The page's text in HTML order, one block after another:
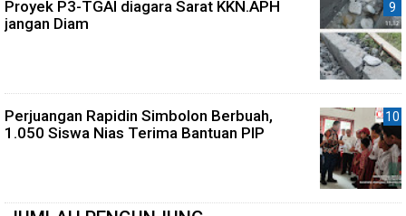
Proyek P3-TGAI diagara Sarat KKN.APH
jangan Diam
Perjuangan Rapidin Simbolon Berbuah,
1.050 Siswa Nias Terima Bantuan PIP